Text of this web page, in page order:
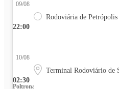
22:00
09/08
Rodoviária de Petrópolis
02:30
10/08
Terminal Rodoviário de
Poltrona